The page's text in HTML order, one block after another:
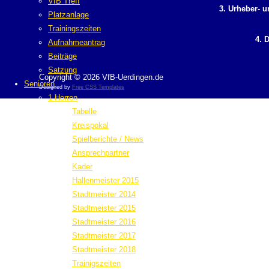
Platzanlage
Trainingszeiten
Aufnahmeantrag
Beiträge
Satzung
Senioren
1 Herren
Tabelle
Kreispokal
Spielberichte / News
Ansprechpartner
Kader
Hallenmeister 2015
Stadtmeister 2014
Stadtmeister 2015
Stadtmeister 2016
Stadtmeister 2017
Stadtmeister 2018
Trainigszeiten
3. Urheber-
4.
Copyright © 2026 VfB-Uerdingen.de
Designed by Free CSS Templates